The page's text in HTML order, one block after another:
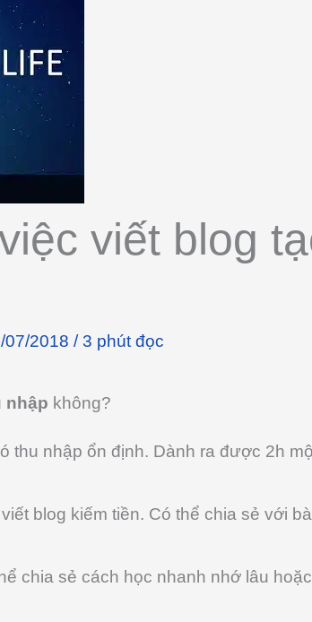
viết blog
07/2018 /3 phút đọc
nhập không?
thu nhập ổn định. Dành ra được 2h
blog kiếm tiền. Có thể chia sẻ với
chia sẻ cách học nhanh nhớ lâu hoặc